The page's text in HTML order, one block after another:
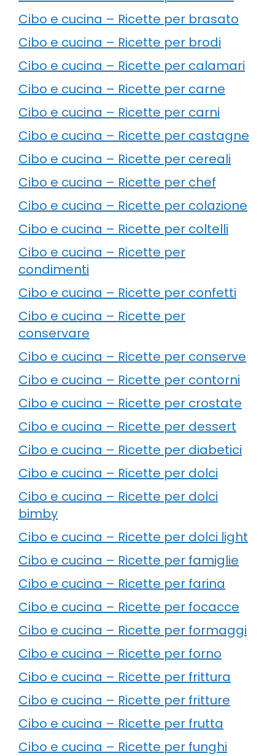
Cibo e cucina – Ricette per brasato
Cibo e cucina – Ricette per brodi
Cibo e cucina – Ricette per calamari
Cibo e cucina – Ricette per carne
Cibo e cucina – Ricette per carni
Cibo e cucina – Ricette per castagne
Cibo e cucina – Ricette per cereali
Cibo e cucina – Ricette per chef
Cibo e cucina – Ricette per colazione
Cibo e cucina – Ricette per coltelli
Cibo e cucina – Ricette per
condimenti
Cibo e cucina – Ricette per confetti
Cibo e cucina – Ricette per
conservare
Cibo e cucina – Ricette per conserve
Cibo e cucina – Ricette per contorni
Cibo e cucina – Ricette per crostate
Cibo e cucina – Ricette per dessert
Cibo e cucina – Ricette per diabetici
Cibo e cucina – Ricette per dolci
Cibo e cucina – Ricette per dolci
bimby
Cibo e cucina – Ricette per dolci light
Cibo e cucina – Ricette per famiglie
Cibo e cucina – Ricette per farina
Cibo e cucina – Ricette per focacce
Cibo e cucina – Ricette per formaggi
Cibo e cucina – Ricette per forno
Cibo e cucina – Ricette per frittura
Cibo e cucina – Ricette per fritture
Cibo e cucina – Ricette per frutta
Cibo e cucina – Ricette per funghi